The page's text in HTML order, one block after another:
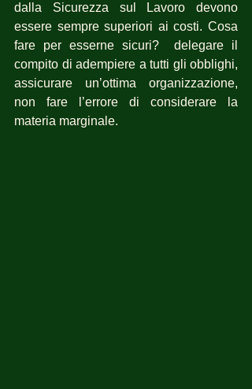
dalla Sicurezza sul Lavoro devono
essere sempre superiori ai costi. Cosa
fare per esserne sicuri?  delegare il
compito di adempiere a tutti gli obblighi,
assicurare un’ottima organizzazione,
non fare l’errore di considerare la
materia marginale.